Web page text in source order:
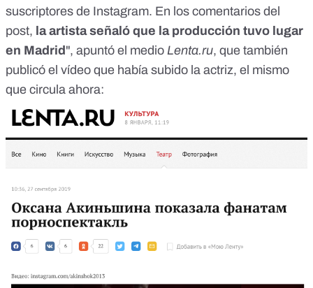
suscriptores de Instagram. En los comentarios del
post, la artista señaló que la producción tuvo lugar
en Madrid ", apuntó el medio Lenta.ru, que también
publicó el vídeo que había subido la actriz, el mismo
que circula ahora: